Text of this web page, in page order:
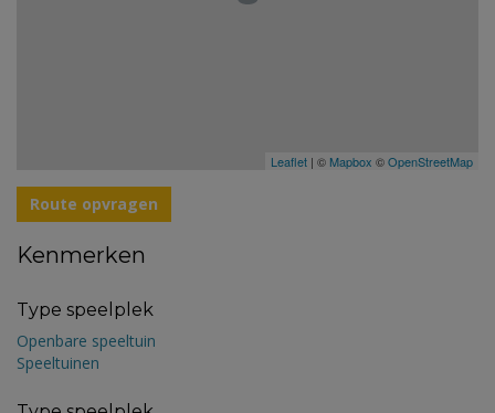
Leaflet | © Mapbox ©OpenStreetMap
Route opvragen
Kenmerken
Type speelplek
Openbare speeltuin
Speeltuinen